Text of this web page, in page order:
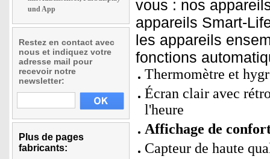
und App
Restez en contact avec
nous et indiquez votre
adresse mail pour
recevoir notre
newsletter:
Plus de pages
fabricants:
vous : nos
appareils Smart-
les appareils
fonctions
Thermomètre et
Écran clair avec
l'heure
Affichage de
Capteur de haute